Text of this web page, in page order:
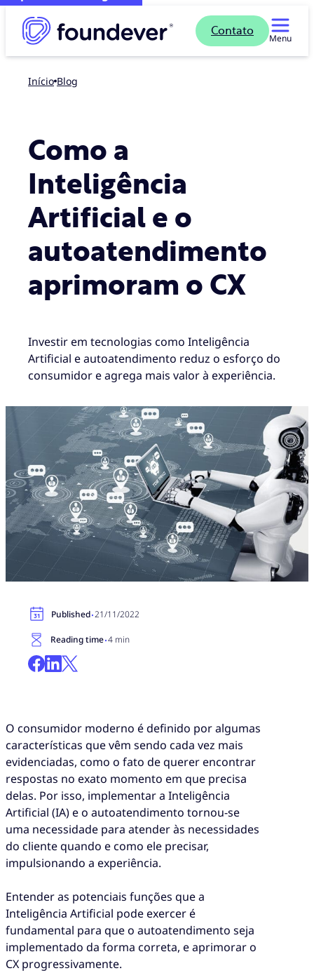
Contato
Menu
Início blog
Como a
Inteligência
Artificial e o
autoatendimento
aprimoram o CX
Investir em tecnologias como Inteligência
Artificial e autoatendimento reduz o esforço do
consumidor e agrega mais valor à experiência.
Published·21/11/2022
Reading time·4 min
O consumidor moderno é definido por algumas
características que vêm sendo cada vez mais
evidenciadas, como o fato de querer encontrar
respostas no exato momento em que precisa
delas. Por isso, implementar a Inteligência
Artificial (IA) e o autoatendimento tornou-se
uma necessidade para atender às necessidades
do cliente quando e como ele precisar,
impulsionando a experiência.
Entender as potenciais funções que a
Inteligência Artificial pode exercer é
fundamental para que o autoatendimento seja
implementado da forma correta, e aprimorar o
CX progressivamente.